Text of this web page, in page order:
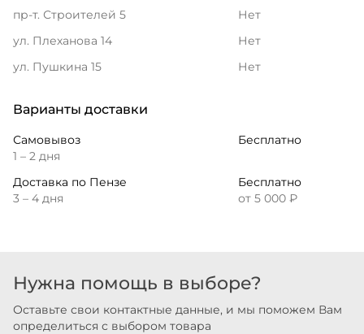
пр-т. Строителей 5
Нет
ул. Плеханова 14
Нет
ул. Пушкина 15
Нет
Варианты доставки
Самовывоз
1 – 2 дня
Бесплатно
Доставка по Пензе
3 – 4 дня
Бесплатно
от 5 000 ₽
Нужна помощь в выборе?
Оставьте свои контактные данные, и мы поможем Вам
определиться с выбором товара